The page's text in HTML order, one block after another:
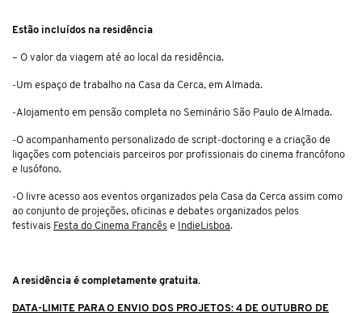
Estão incluídos na residência
– O valor da viagem até ao local da residência.
-Um espaço de trabalho na Casa da Cerca, em Almada.
-Alojamento em pensão completa no Seminário São Paulo de Almada.
-O acompanhamento personalizado de script-doctoring e a criação de
ligações com potenciais parceiros por profissionais do cinema francófono
e lusófono.
-O livre acesso aos eventos organizados pela Casa da Cerca assim como
ao conjunto de projeções, oficinas e debates organizados pelos
festivais Festa do Cinema Francês e IndieLisboa.
A residência é completamente gratuita.
DATA-LIMITE PARA O ENVIO DOS PROJETOS: 4 DE OUTUBRO DE